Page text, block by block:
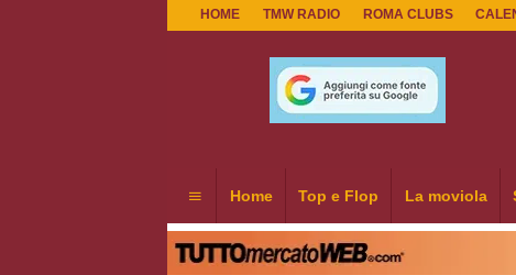
HOME TMW RADIO ROMA CLUBS
Home Top e Flop La moviola